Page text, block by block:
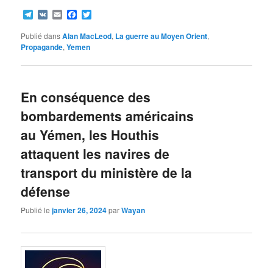
Telegram
VK EmailFacebook
Publié dansAlan MacLeod, La guerre au Moyen Orient,
Propagande,Yemen
En conséquence des
bombardements américains
au Yémen, les Houthis
attaquent les navires de
transport du ministère de la
défense
Publié lejanvier 26, 2024parWayan